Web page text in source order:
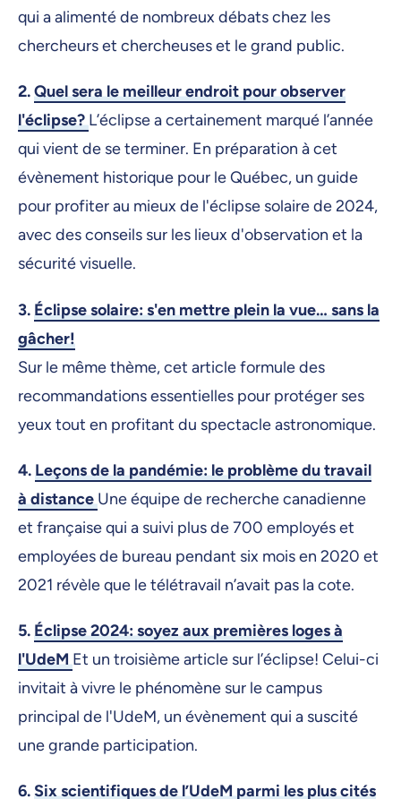
qui a alimenté de nombreux débats chez les
chercheurs et chercheuses et le grand public.
2.Quel sera le meilleur endroit pour observer
l'éclipse? L’éclipse a certainement marqué l’année
qui vient de se terminer. En préparation à cet
évènement historique pour le Québec, un guide
pour profiter au mieux de l'éclipse solaire de 2024,
avec des conseils sur les lieux d'observation et la
sécurité visuelle.
3. Éclipse solaire: s'en mettre plein la vue… sans la
gâcher!
Sur le même thème, cet article formule des
recommandations essentielles pour protéger ses
yeux tout en profitant du spectacle astronomique.
4. Leçons de la pandémie: le problème du travail
à distance Une équipe de recherche canadienne
et française qui a suivi plus de 700 employés et
employées de bureau pendant six mois en 2020 et
2021 révèle que le télétravail n’avait pas la cote.
5. Éclipse 2024: soyez aux premières loges à
l'UdeM Et un troisième article sur l’éclipse! Celui-ci
invitait à vivre le phénomène sur le campus
principal de l'UdeM, un évènement qui a suscité
une grande participation.
6.Six scientifiques de l’UdeM parmi les plus cités